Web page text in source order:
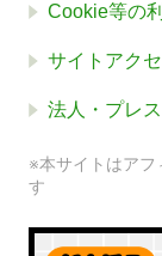
Cookie等の
サイトアク
法人・プレ
※本サイトはアフ
す